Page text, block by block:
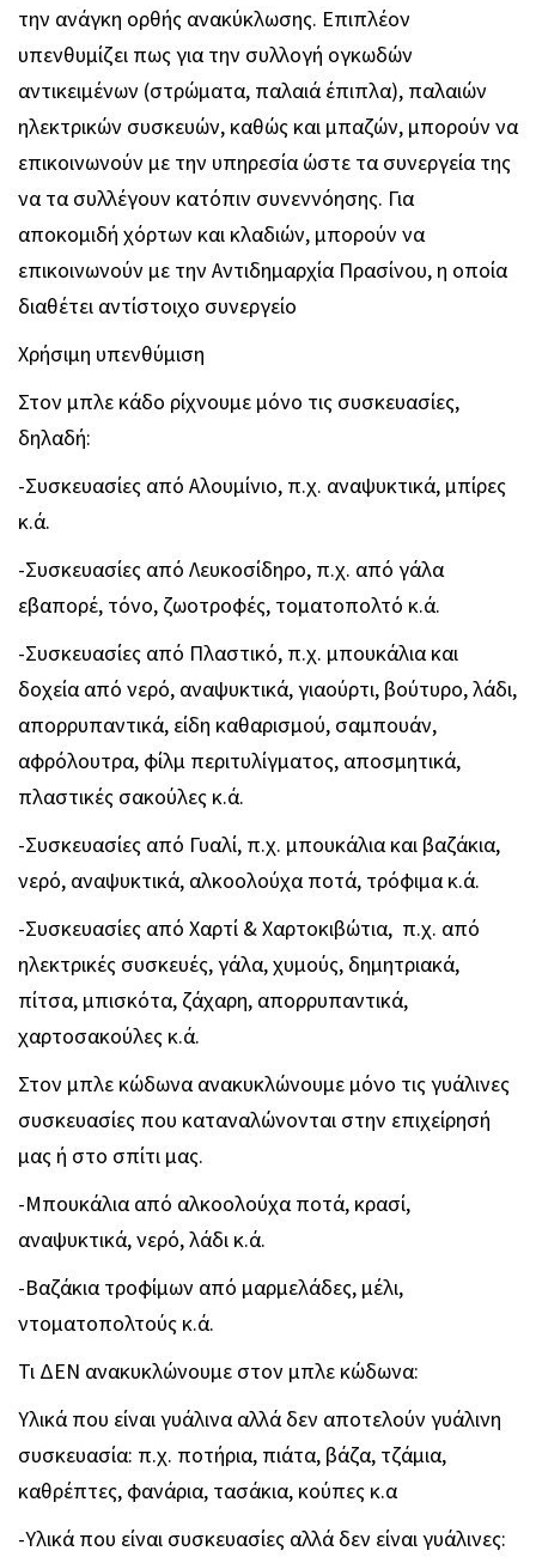
την ανάγκη ορθής ανακύκλωσης. Επιπλέον
υπενθυμίζει πως για την συλλογή ογκωδών
αντικειμένων (στρώματα, παλαιά έπιπλα), παλαιών
ηλεκτρικών συσκευών, καθώς και μπαζών, μπορούν να
επικοινωνούν με την υπηρεσία ώστε τα συνεργεία της
να τα συλλέγουν κατόπιν συνεννόησης. Για
αποκομιδή χόρτων και κλαδιών, μπορούν να
επικοινωνούν με την Αντιδημαρχία Πρασίνου, η οποία
διαθέτει αντίστοιχο συνεργείο
Χρήσιμη υπενθύμιση
Στον μπλε κάδο ρίχνουμε μόνο τις συσκευασίες,
δηλαδή:
-Συσκευασίες από Αλουμίνιο, π.χ. αναψυκτικά, μπίρες
κ.ά.
-Συσκευασίες από Λευκοσίδηρο, π.χ. από γάλα
εβαπορέ, τόνο, ζωοτροφές, τοματοπολτό κ.ά.
-Συσκευασίες από Πλαστικό, π.χ. μπουκάλια και
δοχεία από νερό, αναψυκτικά, γιαούρτι, βούτυρο, λάδι,
απορρυπαντικά, είδη καθαρισμού, σαμπουάν,
αφρόλουτρα, φίλμ περιτυλίγματος, αποσμητικά,
πλαστικές σακούλες κ.ά.
-Συσκευασίες από Γυαλί, π.χ. μπουκάλια και βαζάκια,
νερό, αναψυκτικά, αλκοολούχα ποτά, τρόφιμα κ.ά.
-Συσκευασίες από Χαρτί & Χαρτοκιβώτια, π.χ. από
ηλεκτρικές συσκευές, γάλα, χυμούς, δημητριακά,
πίτσα, μπισκότα, ζάχαρη, απορρυπαντικά,
χαρτοσακούλες κ.ά.
Στον μπλε κώδωνα ανακυκλώνουμε μόνο τις γυάλινες
συσκευασίες που καταναλώνονται στην επιχείρησή
μας ή στο σπίτι μας.
-Μπουκάλια από αλκοολούχα ποτά, κρασί,
αναψυκτικά, νερό, λάδι κ.ά.
-Βαζάκια τροφίμων από μαρμελάδες, μέλι,
ντοματοπολτούς κ.ά.
Τι ΔΕΝ ανακυκλώνουμε στον μπλε κώδωνα:
Υλικά που είναι γυάλινα αλλά δεν αποτελούν γυάλινη
συσκευασία: π.χ. ποτήρια, πιάτα, βάζα, τζάμια,
καθρέπτες, φανάρια, τασάκια, κούπες κ.α
-Υλικά που είναι συσκευασίες αλλά δεν είναι γυάλινες: